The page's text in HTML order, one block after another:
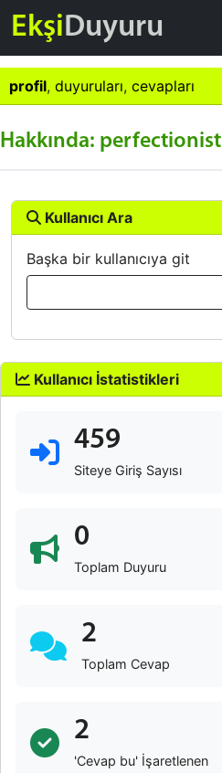
EkşiDuyuru
profil, duyuruları, cevapları
Hakkında: perfectionist
Kullanıcı Ara
Başka bir kullanıcıya git
Kullanıcı İstatistikleri
459
Siteye Giriş Sayısı
0
Toplam Duyuru
2
Toplam Cevap
2
'Cevap bu' İşaretlenen